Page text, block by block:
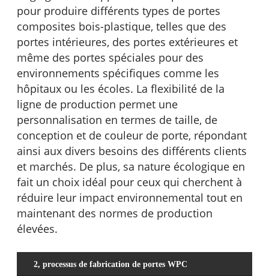
pour produire différents types de portes
composites bois-plastique, telles que des
portes intérieures, des portes extérieures et
même des portes spéciales pour des
environnements spécifiques comme les
hôpitaux ou les écoles. La flexibilité de la
ligne de production permet une
personnalisation en termes de taille, de
conception et de couleur de porte, répondant
ainsi aux divers besoins des différents clients
et marchés. De plus, sa nature écologique en
fait un choix idéal pour ceux qui cherchent à
réduire leur impact environnemental tout en
maintenant des normes de production
élevées.
2, processus de fabrication de portes WPC